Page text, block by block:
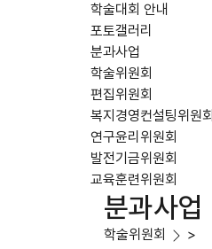
학술대회 안내
포토갤러리
분과사업
학술위원회
편집위원회
복지경영컨설팅위원회
연구윤리위원회
발전기금위원회
교육훈련위원회
분과사업
학술위원회
>